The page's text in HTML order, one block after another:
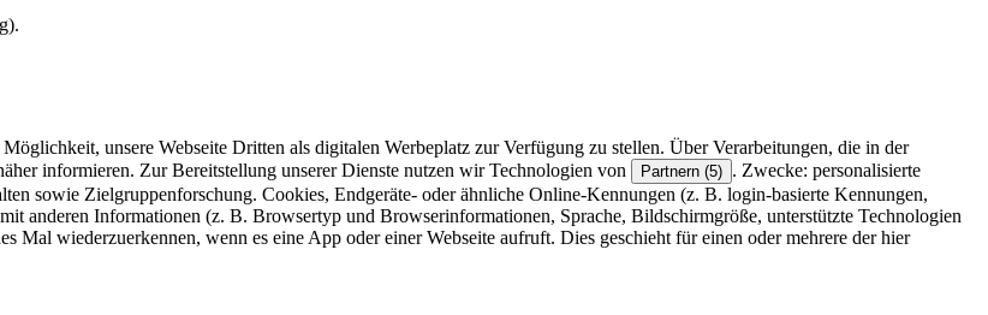
unsere Webseite Dritten als digitalen Werbeplatz zur Verfügung zu stellen. Über Verarbeitungen, die in der
informieren. Zur Bereitstellung unserer Dienste nutzen wir Technologien von Partnern (5) . Zwecke: personalisierte
sowie Zielgruppenforschung. Cookies, Endgeräte- oder ähnliche Online-Kennungen (z. B. login-basierte Kennungen,
anderen Informationen (z. B. Browsertyp und Browserinformationen, Sprache, Bildschirmgröße, unterstützte Technologien
Mal wiederzuerkennen, wenn es eine App oder einer Webseite aufruft. Dies geschieht für einen oder mehrere der hier